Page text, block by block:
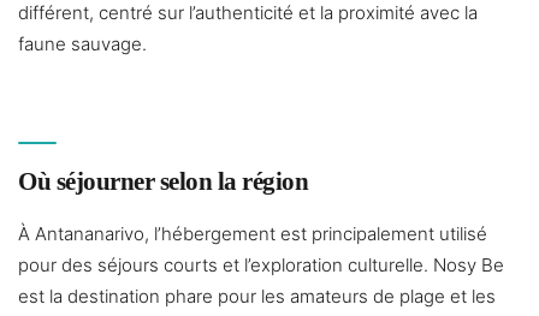
différent, centré sur l’authenticité et la proximité avec la
faune sauvage.
Où séjourner selon la région
À Antananarivo, l’hébergement est principalement utilisé
pour des séjours courts et l’exploration culturelle. Nosy Be
est la destination phare pour les amateurs de plage et les